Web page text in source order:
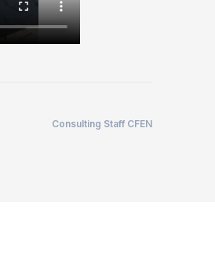
Consulting Staff CFEN